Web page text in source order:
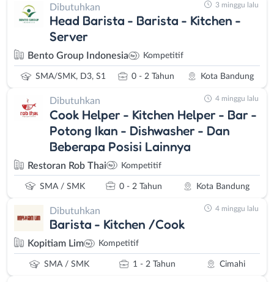
Dibutuhkan
Head Barista - Barista - Kitchen -
Server
Bento Group Indonesia Kompetitif
SMA/SMK, D3, S1 0 - 2 Tahun Kota Bandung
3 minggu lalu
Dibutuhkan
Cook Helper - Kitchen Helper - Bar -
Potong Ikan - Dishwasher - Dan
Beberapa Posisi Lainnya
Restoran Rob Thai Kompetitif
SMA / SMK 0 - 2 Tahun Kota Bandung
4 minggu lalu
Dibutuhkan
Barista - Kitchen /Cook
Kopitiam Lim Kompetitif
SMA / SMK 1 - 2 Tahun Cimahi
4 minggu lalu